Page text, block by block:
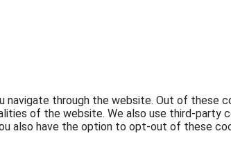
navigate through the website. Out of these
of the website. We also use third-party
also have the option to opt-out of these